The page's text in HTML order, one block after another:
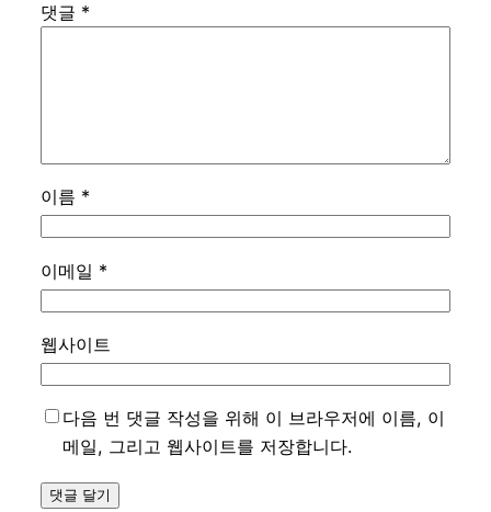
댓글 *
이름 *
이메일 *
웹사이트
다음 번 댓글 작성을 위해 이 브라우저에 이름, 이
메일, 그리고 웹사이트를 저장합니다.